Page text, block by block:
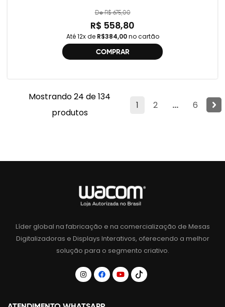
De R$ 675,00
R$ 558,80
Até 12x de R$384,00no cartão
COMPRAR
1 2 ... 6
Mostrando 24 de 134
produtos
Líder global na fabricação e na comercialização de Mesas
Digitalizadoras e Displays Interativos, oferecendo a melhor
solução para o segmento criativo.